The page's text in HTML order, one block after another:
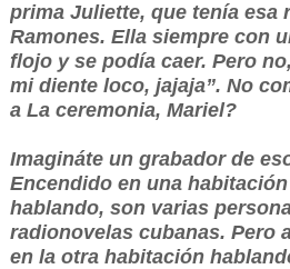
prima Juliette, que tenía esa
Ramones. Ella siempre con
flojo y se podía caer. Pero
mi diente loco, jajaja”. No
a La ceremonia, Mariel?
Imagináte un grabador de
Encendido en una
hablando, son varias
radionovelas cubanas. Pero
en la otra habitación